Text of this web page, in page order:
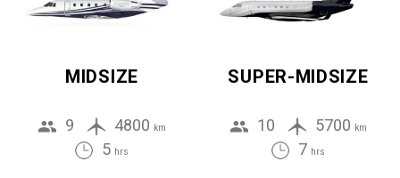
MIDSIZE
9 4800 km
5 hrs
SUPER-MIDSIZE
10 5700 km
7 hrs